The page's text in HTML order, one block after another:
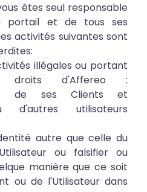
êtes seul responsable
portail et de tous ses
activités suivantes sont
illégales ou portant
droits d'Affereo :
de ses Clients et
d'autres utilisateurs
autre que celle du
ou falsifier ou
manière que ce soit
ou de l'Utilisateur dans